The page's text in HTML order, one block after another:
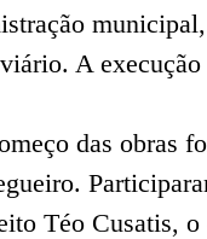
A
das obras
Téo Cusatis, o